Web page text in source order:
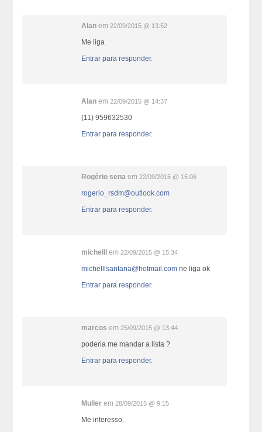
Alan em 22/09/2015 @ 13:52
Me liga
Entrar para responder.
Alan em22/09/2015 @ 14:37
(11) 959632530
Entrar para responder.
Rogério sena em 22/09/2015 @ 15:06
rogerio_rsdm@outlook.com
Entrar para responder.
michelll em22/09/2015 @ 15:34
michelllsantana@hotmail.com ne liga ok
Entrar para responder.
marcos em 25/09/2015 @ 13:44
poderia me mandar a lista ?
Entrar para responder.
Muller em28/09/2015 @ 9:15
Me interesso.